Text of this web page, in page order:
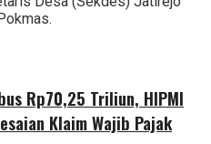
Rp70,25 Triliun, HIPMI
Klaim Wajib Pajak